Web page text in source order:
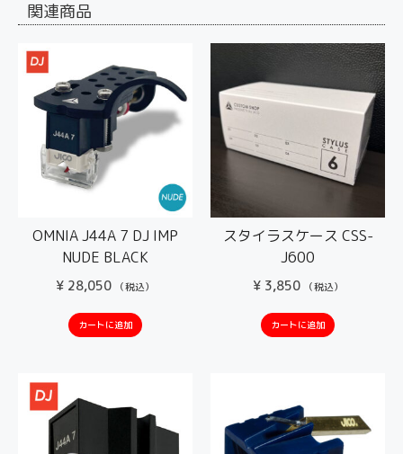
関連商品
OMNIA J44A 7 DJ IMP
NUDE BLACK
¥ 28,050 （税込）
カートに追加
スタイラスケース CSS-
J600
¥3,850 （税込）
カートに追加